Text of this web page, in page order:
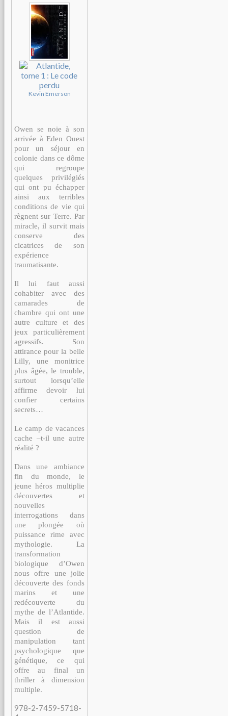
Kevin Emerson
Owen se noie à son
arrivée à Eden Ouest
pour un séjour en
colonie dans ce dôme
qui regroupe
quelques privilégiés
qui ont pu échapper
ainsi aux terribles
conditions de vie qui
règnent sur Terre. Par
miracle, il survit mais
conserve des
cicatrices de son
expérience
traumatisante.
Il lui faut aussi
cohabiter avec des
camarades de
chambre qui ont une
autre culture et des
jeux particulièrement
agressifs. Son
attirance pour la belle
Lilly, une monitrice
plus âgée, le trouble,
surtout lorsqu’elle
affirme devoir lui
confier certains
secrets…
Le camp de vacances
cache –t-il une autre
réalité ?
Dans une ambiance
fin du monde, le
jeune héros multiplie
découvertes et
nouvelles
interrogations dans
une plongée où
puissance rime avec
mythologie. La
transformation
biologique d’Owen
nous offre une jolie
découverte des fonds
marins et une
redécouverte du
mythe de l’Atlantide.
Mais il est aussi
question de
manipulation tant
psychologique que
génétique, ce qui
offre au final un
thriller à dimension
multiple.
978-2-7459-5718-